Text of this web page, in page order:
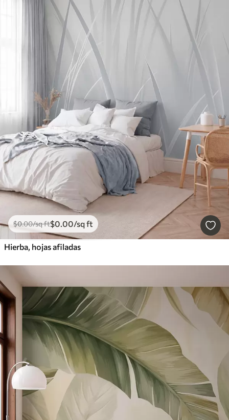
$0.00/sq ft$0 .00/sq ft
Hierba, hojas afiladas